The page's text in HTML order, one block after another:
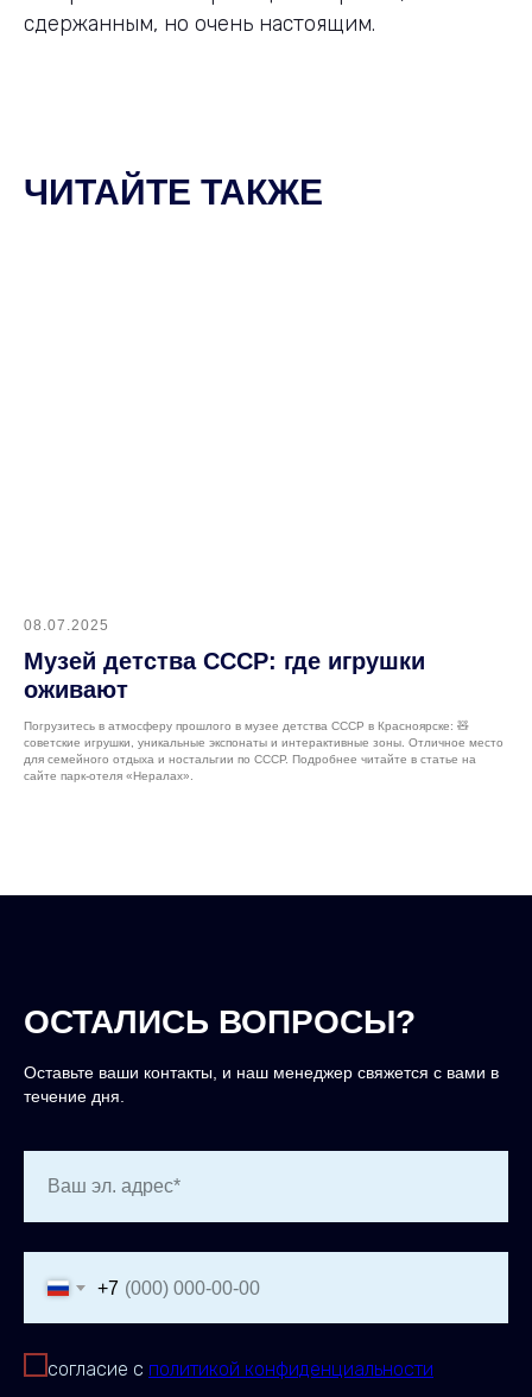
сдержанным, но очень настоящим.
ЧИТАЙТЕ ТАКЖЕ
08.07.2025
Музей детства СССР: где игрушки
оживают
Погрузитесь в атмосферу прошлого в музее детства СССР в Красноярске: 🧸
советские игрушки, уникальные экспонаты и интерактивные зоны. Отличное место
для семейного отдыха и ностальгии по СССР. Подробнее читайте в статье на
сайте парк-отеля «Нералах».
ОСТАЛИСЬ ВОПРОСЫ?
Оставьте ваши контакты, и наш менеджер свяжется с вами в
течение дня.
Ваш эл. адрес*
+7
согласие с политикой конфиденциальности